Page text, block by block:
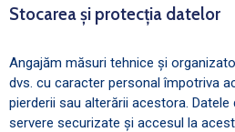
Stocarea și protecția datelor
Angajăm măsuri tehnice și
dvs. cu caracter personal împotriva
pierderii sau alterării acestora.
servere securizate și accesul la